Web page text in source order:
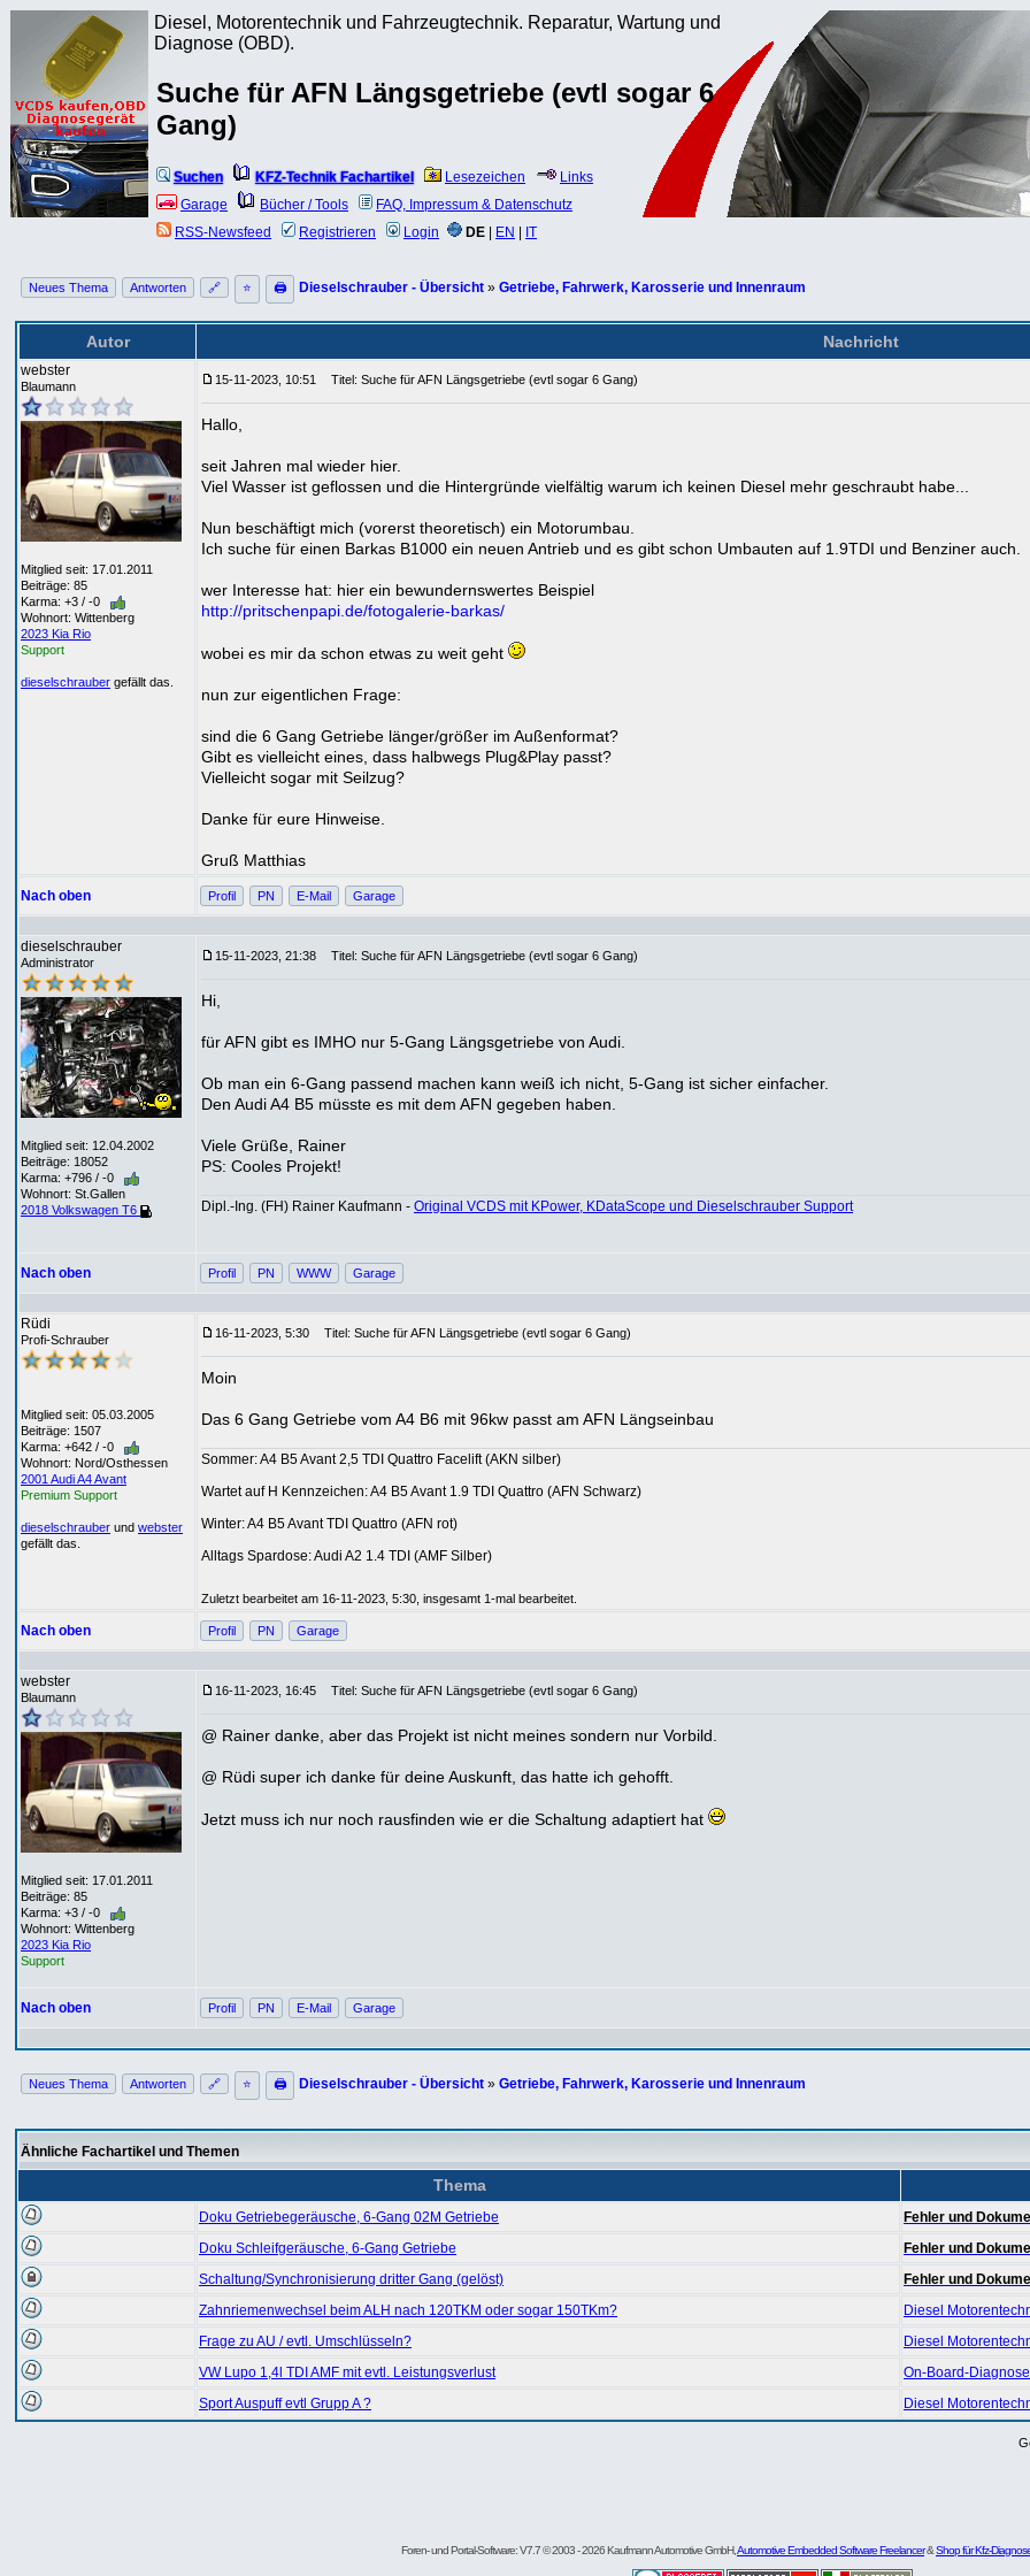
Diesel, Motorentechnik und Fahrzeugtechnik. Reparatur, Wartung und
Diagnose (OBD).
Suche für AFN Längsgetriebe (evtl sogar 6
Gang)
Suchen KFZ-Technik Fachartikel Lesezeichen
Links
Garage
Bücher / Tools
FAQ, Impressum & Datenschutz
RSS-Newsfeed
Registrieren Login DE EN IT
Neues Thema Antworten 🔗 ⭐ 🖨 Dieselschrauber - Übersicht » Getriebe, Fahrwerk, Karosserie und Innenraum
Autor Nachricht
webster
Blaumann
Mitglied seit: 17.01.2011
Beiträge: 85
Karma: +3 / -0
Wohnort: Wittenberg
2023 Kia Rio
Support
dieselschrauber gefällt das.
15-11-2023, 10:51 Titel: Suche für AFN Längsgetriebe (evtl sogar 6 Gang)
Hallo,
seit Jahren mal wieder hier.
Viel Wasser ist geflossen und die Hintergründe vielfältig warum ich keinen Diesel mehr geschraubt habe...
Nun beschäftigt mich (vorerst theoretisch) ein Motorumbau.
Ich suche für einen Barkas B1000 ein neuen Antrieb und es gibt schon Umbauten auf 1.9TDI und Benziner auch.
wer Interesse hat: hier ein bewundernswertes Beispiel
http://pritschenpapi.de/fotogalerie-barkas/
wobei es mir da schon etwas zu weit geht
nun zur eigentlichen Frage:
sind die 6 Gang Getriebe länger/größer im Außenformat?
Gibt es vielleicht eines, dass halbwegs Plug&Play passt?
Vielleicht sogar mit Seilzug?
Danke für eure Hinweise.
Gruß Matthias
Nach oben Profil PN E-Mail Garage
dieselschrauber
Administrator
Mitglied seit: 12.04.2002
Beiträge: 18052
Karma: +796 / -0
Wohnort: St.Gallen
2018 Volkswagen T6
15-11-2023, 21:38 Titel: Suche für AFN Längsgetriebe (evtl sogar 6 Gang)
Hi,
für AFN gibt es IMHO nur 5-Gang Längsgetriebe von Audi.
Ob man ein 6-Gang passend machen kann weiß ich nicht, 5-Gang ist sicher einfacher.
Den Audi A4 B5 müsste es mit dem AFN gegeben haben.
Viele Grüße, Rainer
PS: Cooles Projekt!
Dipl.-Ing. (FH) Rainer Kaufmann - Original VCDS mit KPower, KDataScope und Dieselschrauber Support
Nach oben Profil PN WWW Garage
Rüdi
Profi-Schrauber
Mitglied seit: 05.03.2005
Beiträge: 1507
Karma: +642 / -0
Wohnort: Nord/Osthessen
2001 Audi A4 Avant
Premium Support
dieselschrauber und webster
gefällt das.
16-11-2023, 5:30 Titel: Suche für AFN Längsgetriebe (evtl sogar 6 Gang)
Moin
Das 6 Gang Getriebe vom A4 B6 mit 96kw passt am AFN Längseinbau
Sommer: A4 B5 Avant 2,5 TDI Quattro Facelift (AKN silber)
Wartet auf H Kennzeichen: A4 B5 Avant 1.9 TDI Quattro (AFN Schwarz)
Winter: A4 B5 Avant TDI Quattro (AFN rot)
Alltags Spardose: Audi A2 1.4 TDI (AMF Silber)
Zuletzt bearbeitet am 16-11-2023, 5:30, insgesamt 1-mal bearbeitet.
Nach oben Profil PN Garage
webster
Blaumann
Mitglied seit: 17.01.2011
Beiträge: 85
Karma: +3 / -0
Wohnort: Wittenberg
2023 Kia Rio
Support
16-11-2023, 16:45 Titel: Suche für AFN Längsgetriebe (evtl sogar 6 Gang)
@ Rainer danke, aber das Projekt ist nicht meines sondern nur Vorbild.
@ Rüdi super ich danke für deine Auskunft, das hatte ich gehofft.
Jetzt muss ich nur noch rausfinden wie er die Schaltung adaptiert hat
Nach oben Profil PN E-Mail Garage
Neues Thema Antworten 🔗 ⭐ 🖨 Dieselschrauber - Übersicht » Getriebe, Fahrwerk, Karosserie und Innenraum
Ähnliche Fachartikel und Themen
Thema
Doku Getriebegeräusche, 6-Gang 02M Getriebe
Fehler und
Doku Schleifgeräusche, 6-Gang Getriebe
Fehler und
Schaltung/Synchronisierung dritter Gang (gelöst)
Fehler und
Zahnriemenwechsel beim ALH nach 120TKM oder sogar 150TKm?
Diesel
Frage zu AU / evtl. Umschlüsseln?
Diesel
VW Lupo 1,4l TDI AMF mit evtl. Leistungsverlust
On-Board-
Sport Auspuff evtl Grupp A ?
Diesel
Foren- und Portal-Software: V7.7 © 2003 - 2026 Kaufmann Automotive GmbH,Automotive Embedded Software Freelancer&Shop für Kfz-